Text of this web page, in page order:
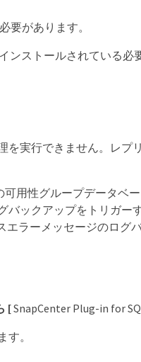
要があります。
ンストールされている必
実行できません。レプ
用性グループデータベ
ックアップをトリガー
エラーメッセージのログ
[SnapCenter Plug-in for
。